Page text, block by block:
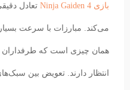
بازی Ninja Gaiden 4 تعادل
می‌کند. مبارزات با سرعت
انتظار دارند. تعویض بین